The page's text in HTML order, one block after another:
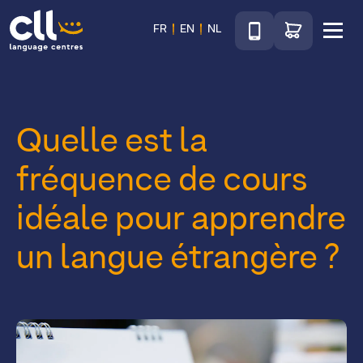
CLL
FR EN NL
TéléphoneAccéder au shop
Quelle est la
fréquence de cours
idéale pour apprendre
un langue étrangère ?